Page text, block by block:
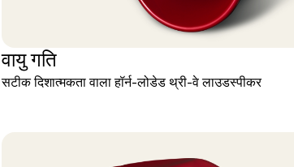
वायु गति
सटीक दिशात्मकता वाला हॉर्न-लोडेड थ्री-वे लाउडस्पीकर